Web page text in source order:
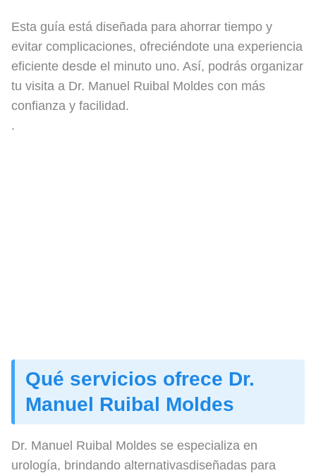
Esta guía está diseñada para ahorrar tiempo y
evitar complicaciones, ofreciéndote una experiencia
eficiente desde el minuto uno. Así, podrás organizar
tu visita a Dr. Manuel Ruibal Moldes con más
confianza y facilidad.
.
Qué servicios ofrece Dr.
Manuel Ruibal Moldes
Dr. Manuel Ruibal Moldes se especializa en
urología, brindando alternativasdiseñadas para